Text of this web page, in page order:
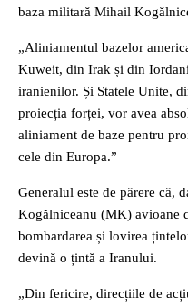
baza militară Mihail
„Aliniamentul bazelor
Kuweit, din Irak și din
iranienilor. Și Statele Unite,
proiecția forței, vor avea
aliniament de baze pentru
cele din Europa.”
Generalul este de părere că,
Kogălniceanu (MK) avioane
bombardarea și lovirea
devină o țintă a Iranului.
„Din fericire, direcțiile de